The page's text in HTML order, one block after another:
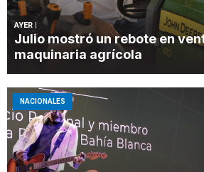
AYER
Julio mostró un rebote en
maquinaria agrícola
NACIONALES